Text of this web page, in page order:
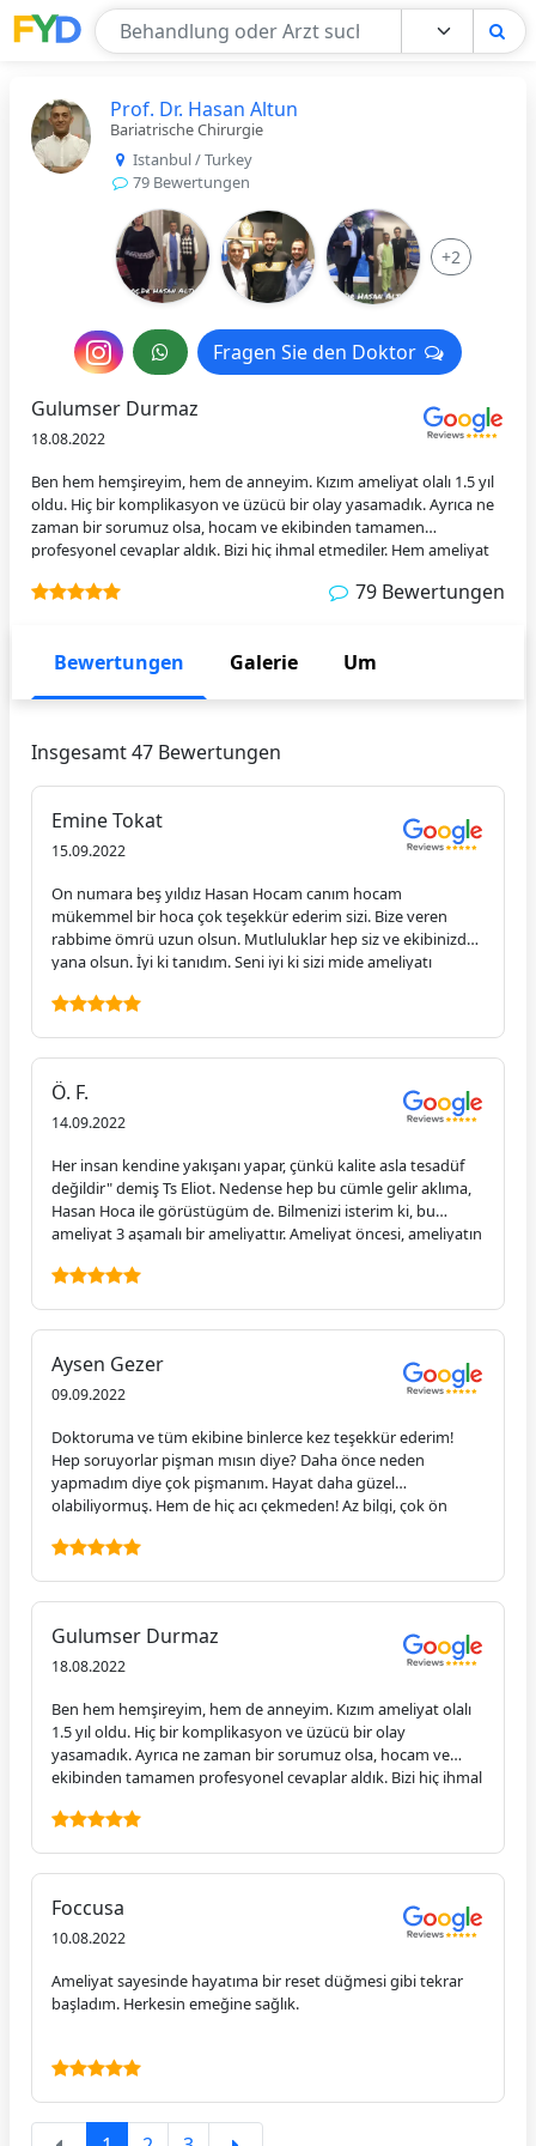
Find Your Doctor
Prof. Dr. Hasan Altun
Bariatrische Chirurgie
Istanbul / Turkey
79 Bewertungen
+2
Nachricht
an
Arzt
Fragen Sie den Doktor
Fragen Sie den Doktor
Gulumser Durmaz
18.08.2022
Ben hem hemşireyim, hem de anneyim. Kızım ameliyat olalı 1.5 yıl
oldu. Hiç bir komplikasyon ve üzücü bir olay yasamadık. Ayrıca ne
zaman bir sorumuz olsa, hocam ve ekibinden tamamen
profesyonel cevaplar aldık. Bizi hiç ihmal etmediler. Hem ameliyat
teşekkür etsek azdır. Keşke ülkemizde böyle hocalarımız ve
teşekkür ederim. İyi ki varlar. Sonsuz güven içinde tavsiye ederim.
79 Bewertungen
Bewertungen Galerie Um
Insgesamt 47 Bewertungen
Emine Tokat
15.09.2022
On numara beş yıldız Hasan Hocam canım hocam
mükemmel bir hoca çok teşekkür ederim sizi. Bize veren
rabbime ömrü uzun olsun. Mutluluklar hep siz ve ekibinizden
yana olsun. İyi ki tanıdım. Seni iyi ki sizi mide ameliyatı
aydınlattınız. Beni sakinleş korkularım sizin sayenizde
Mükemmel bir hocamız Hasan Altun obezite cerrahisi sizinle
Ö. F.
14.09.2022
Her insan kendine yakışanı yapar, çünkü kalite asla tesadüf
değildir" demiş Ts Eliot. Nedense hep bu cümle gelir aklıma,
Hasan Hoca ile görüstügüm de. Bilmenizi isterim ki, bu
ameliyat 3 aşamalı bir ameliyattır. Ameliyat öncesi, ameliyatın
eğer, sadece ameliyatın kendisinde uzmanlaşmış, tecrübeli
arkadaşı olacak, her daim sorularınızı cevaplayacak,
dediğimizde, size geri dönecek bir doktoru, yani Hasan
Hocayı seçin. Kendisi sadece işinde çok uzman, çok tecrübeli,
sakin, güven veren, yatıştıran, anlayan yani empati yapabilen
çok çok nadir doktorlardan biri. Kendisinin tam 5,5 yıllık
hastasıyım; bu kadar zaman sonra bile danışmak için mesaj
attığımda çok kısa zamanda geri dönen, yardımını
ameliyatımı Hasan Hoca yaptı" dediğinizde, farklı
ettirmişsiniz" yorumunu duyuyorsunuz; tecrübeyle sabit!
Allah her daim yollarını açık etsin!
Aysen Gezer
09.09.2022
Doktoruma ve tüm ekibine binlerce kez teşekkür ederim!
Hep soruyorlar pişman mısın diye? Daha önce neden
yapmadım diye çok pişmanım. Hayat daha güzel
olabiliyormuş. Hem de hiç acı çekmeden! Az bilgi, çok ön
Mükemmel bir öncesi ve sonrası ameliyatın tüm işlemleri.
Gulumser Durmaz
18.08.2022
Ben hem hemşireyim, hem de anneyim. Kızım ameliyat olalı
1.5 yıl oldu. Hiç bir komplikasyon ve üzücü bir olay
yasamadık. Ayrıca ne zaman bir sorumuz olsa, hocam ve
ekibinden tamamen profesyonel cevaplar aldık. Bizi hiç ihmal
samımı oldukları için ne kadar teşekkür etsek azdır. Keşke
saglık sektöründe olsa ve güven içinde olsak. Tekrar başarılı
İyi ki varlar. Sonsuz güven içinde tavsiye ederim.
Foccusa
10.08.2022
Ameliyat sayesinde hayatıma bir reset düğmesi gibi tekrar
başladım. Herkesin emeğine sağlık.